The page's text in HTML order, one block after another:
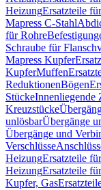
HeizungErsatzteile
Mapress C-Stahl
für Rohre
Schraube für
Mapress Kupfer
KupferMuffen
ReduktionenBögen
StückeInnenliegende
Kreuzstücke
unlösbarÜbergänge
Übergänge und
Verschlüsse
HeizungErsatzteile
HeizungErsatzteile
Kupfer, Gas